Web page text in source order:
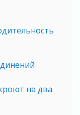
на два